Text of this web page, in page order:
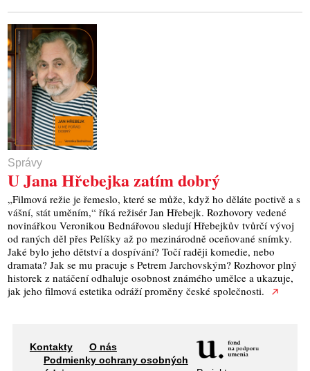
Správy
U Jana Hřebejka zatím dobrý
„Filmová režie je řemeslo, které se může, když ho děláte poctivě a s
vášní, stát uměním,“ říká režisér Jan Hřebejk. Rozhovory vedené
novinářkou Veronikou Bednářovou sledují Hřebejkův tvůrčí vývoj
od raných děl přes Pelíšky až po mezinárodně oceňované snímky.
Jaké bylo jeho dětství a dospívání? Točí raději komedie, nebo
dramata? Jak se mu pracuje s Petrem Jarchovským? Rozhovor plný
historek z natáčení odhaluje osobnost známého umělce a ukazuje,
jak jeho filmová estetika odráží proměny české společnosti.
Kontakty
O nás
Podmienky ochrany osobných